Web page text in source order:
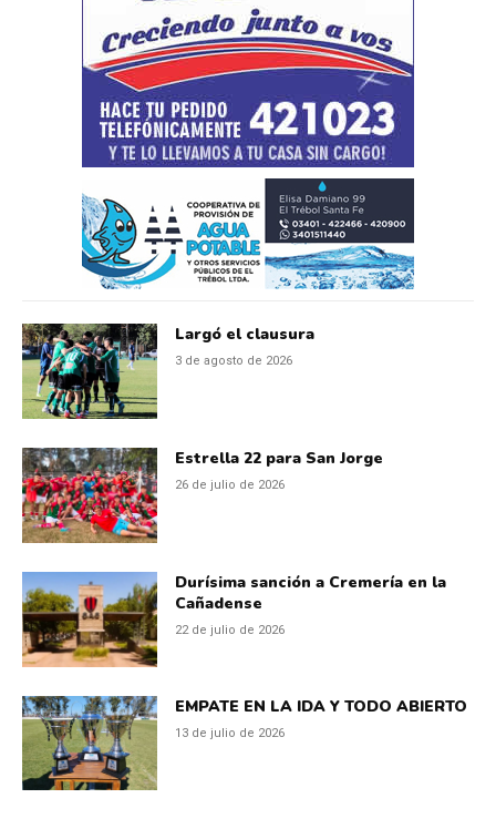
Largó el clausura
3 de agosto de 2026
Estrella 22 para San Jorge
26 de julio de 2026
Durísima sanción a Cremería en la
Cañadense
22 de julio de 2026
EMPATE EN LA IDA Y TODO ABIERTO
13 de julio de 2026